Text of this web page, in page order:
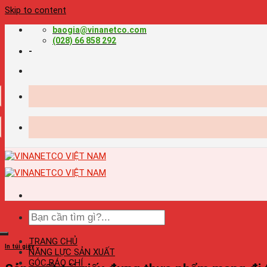
Skip to content
baogia@vinanetco.com
(028) 66 858 292
-
TRANG CHỦ
NĂNG LỰC SẢN XUẤT
GÓC BÁO CHÍ
In túi giấy